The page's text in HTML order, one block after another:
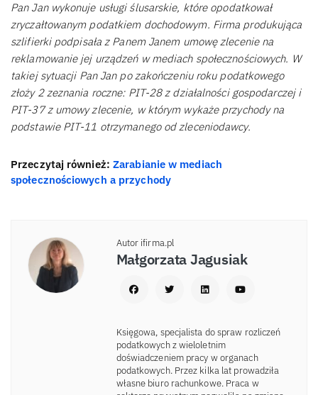
Pan Jan wykonuje usługi ślusarskie, które opodatkował
zryczałtowanym podatkiem dochodowym. Firma produkująca
szlifierki podpisała z Panem Janem umowę zlecenie na
reklamowanie jej urządzeń w mediach społecznościowych. W
takiej sytuacji Pan Jan po zakończeniu roku podatkowego
złoży 2 zeznania roczne: PIT-28 z działalności gospodarczej i
PIT-37 z umowy zlecenie, w którym wykaże przychody na
podstawie PIT-11 otrzymanego od zleceniodawcy.
Przeczytaj również: Zarabianie w mediach
społecznościowych a przychody
Autor ifirma.pl
Małgorzata Jagusiak
Księgowa, specjalista do spraw rozliczeń
podatkowych z wieloletnim
doświadczeniem pracy w organach
podatkowych. Przez kilka lat prowadziła
własne biuro rachunkowe. Praca w